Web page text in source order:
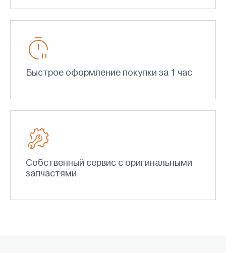
Быстрое оформление покупки за 1 час
Собственный сервис с оригинальными
запчастями